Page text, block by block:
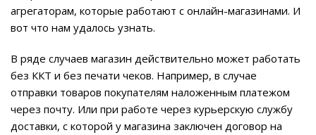
агрегаторам, которые работают с онлайн-магазинами. И
вот что нам удалось узнать.
В ряде случаев магазин действительно может работать
без ККТ и без печати чеков. Например, в случае
отправки товаров покупателям наложенным платежом
через почту. Или при работе через курьерскую службу
доставки, с которой у магазина заключен договор на